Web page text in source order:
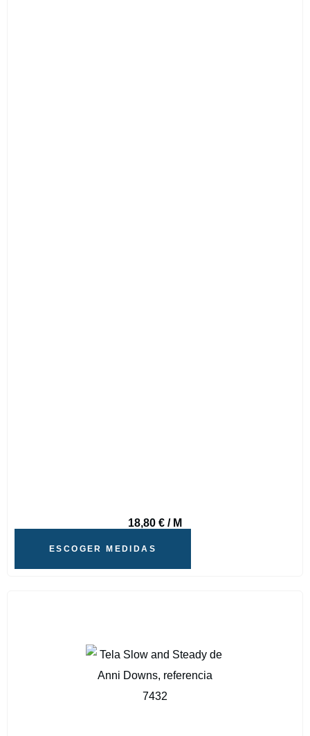
18,80 € / M
ESCOGER MEDIDAS